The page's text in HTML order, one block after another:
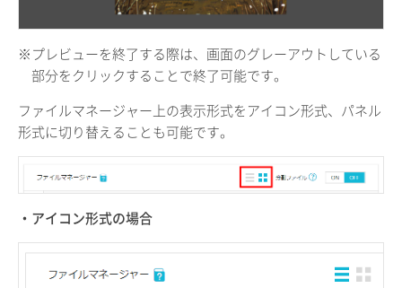
※プレビューを終了する際は、画面のグレーアウトしている
部分をクリックすることで終了可能です。
ファイルマネージャー上の表示形式をアイコン形式、パネル
形式に切り替えることも可能です。
・アイコン形式の場合